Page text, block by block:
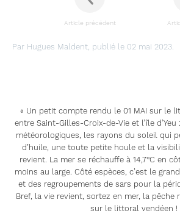
Article précédent
Par Hugues Maldent, publié le 02 mai 2023.
« Un petit compte rendu le 01 MAI sur le
entre Saint-Gilles-Croix-de-Vie et l’île
météorologiques, les rayons du soleil qui
d’huile, une toute petite houle et la
revient. La mer se réchauffe à 14,7°C en
moins au large. Côté espèces, c’est le
et des regroupements de sars pour la
Bref, la vie revient, sortez en mer, la pêche
sur le littoral vendéen !